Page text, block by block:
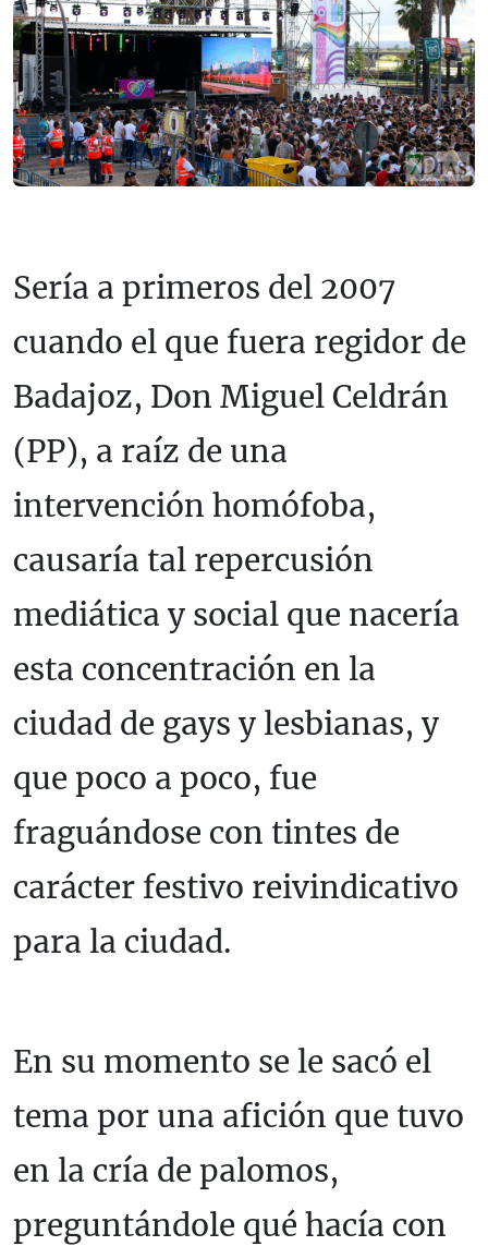
Sería a primeros del 2007
cuando el que fuera regidor de
Badajoz, Don Miguel Celdrán
(PP), a raíz de una
intervención homófoba,
causaría tal repercusión
mediática y social que nacería
esta concentración en la
ciudad de gays y lesbianas, y
que poco a poco, fue
fraguándose con tintes de
carácter festivo reivindicativo
para la ciudad.
En su momento se le sacó el
tema por una afición que tuvo
en la cría de palomos,
preguntándole qué hacía con